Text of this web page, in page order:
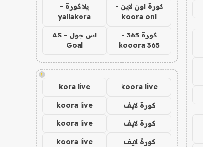
كورة اون لاين -
koora onl
يلا كورة -
yallakora
كورة 365 -
kooora 365
اس جول - AS
Goal
!
koora live
kora live
كورة لايف koora live
كورة لايف koora live
كورة لايف koora live